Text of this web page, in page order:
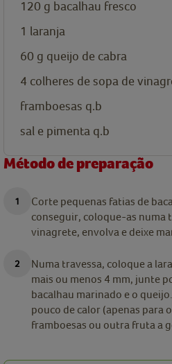
120 g bacalhau fresco
1 laranja
60 g queijo de cabra
4 colheres de sopa de
framboesas q.b
sal e pimenta q.b
Método de preparação
Corte pequenas fatias de
conseguir, coloque-as numa
vinagrete, envolva e deixe
Numa travessa, coloque a
mais ou menos 4 mm, junte
bacalhau marinado e o
pouco de calor (apenas para
framboesas ou outra fruta a